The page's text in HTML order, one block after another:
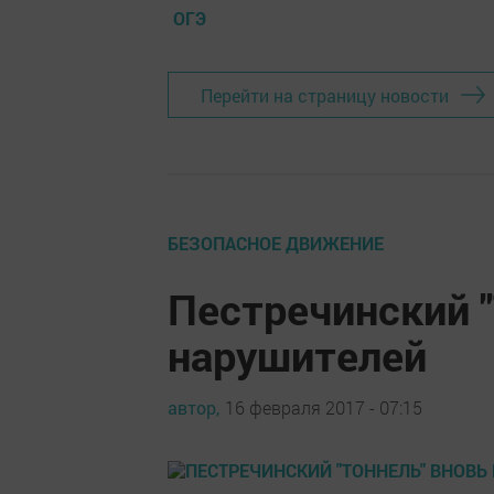
ОГЭ
Перейти на страницу новости
БЕЗОПАСНОЕ ДВИЖЕНИЕ
Пестречинский
нарушителей
автор, 16 февраля 2017 - 07:15